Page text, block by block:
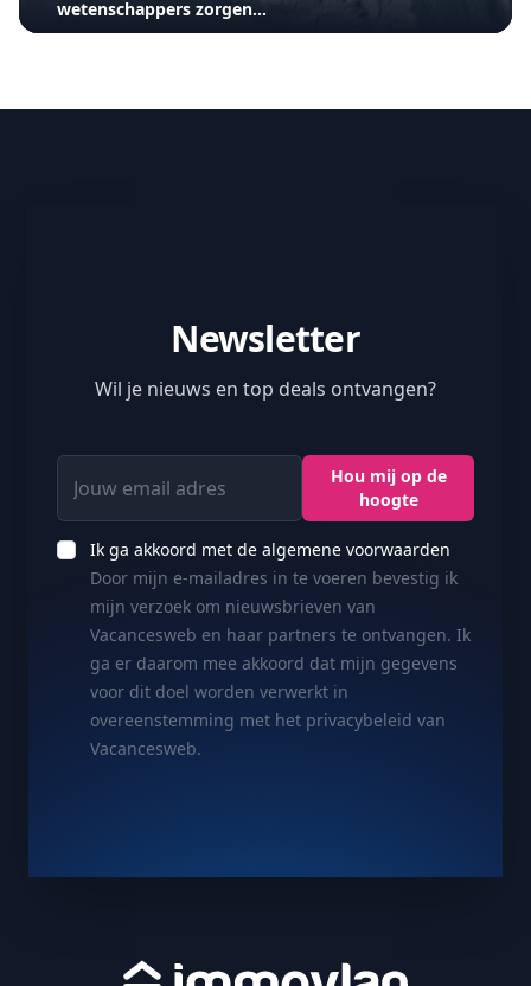
wetenschappers zorgen…
Newsletter
Wil je nieuws en top deals ontvangen?
Jouw email adres
Hou mij op de
hoogte
Ik ga akkoord met de algemene voorwaarden
Door mijn e-mailadres in te voeren bevestig ik
mijn verzoek om nieuwsbrieven van
Vacancesweb en haar partners te ontvangen. Ik
ga er daarom mee akkoord dat mijn gegevens
voor dit doel worden verwerkt in
overeenstemming met het privacybeleid van
Vacancesweb.